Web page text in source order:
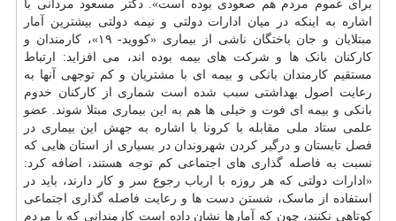
برای عموم مردم هم صعودی بوده است». دکتر مسعود مردانی با
اشاره به اینکه در میان ادارات دولتی و نیمه دولتی بیشترین آمار
مبتلایان و جان باختگان ناشی از بیماری «کووید- ۱۹»، کارمندان و
کارکنان بانک ها و شرکت های بیمه بوده اند، می افزاید: ارتباط
مستقیم کارمندان بانکی و بیمه ای با مشتریان و کم توجهی آنها به
رعایت اصول بهداشتی سبب شده است شماری از کارکنان خدوم
بانکی و بیمه ای فوت و خیلی ها هم به این بیماری مبتلا شوند. عضو
علمی ستاد ملی مقابله با کرونا با اشاره به جهش این بیماری در
فصل تابستان و درگیر کردن شهروندان در بسیاری از استان هایی که
نسبت به فاصله گذاری های اجتماعی کم توجه هستند، اضافه کرد:
«ادارات دولتی که هر روزه با ارباب رجوع سر و کار دارند، باید در
استفاده از ماسک، شستن دست ها و رعایت فاصله گذاری اجتماعی
کوتاهی نکنند، چون که آمارها نشان داده است کارمندانی که با مردم